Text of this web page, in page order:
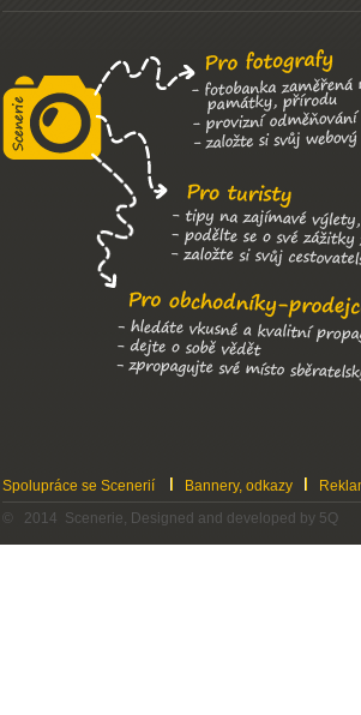
Spolupráce se Scenerií Bannery, odkazy
© 2014 Scenerie, Designed and developed by 5Q